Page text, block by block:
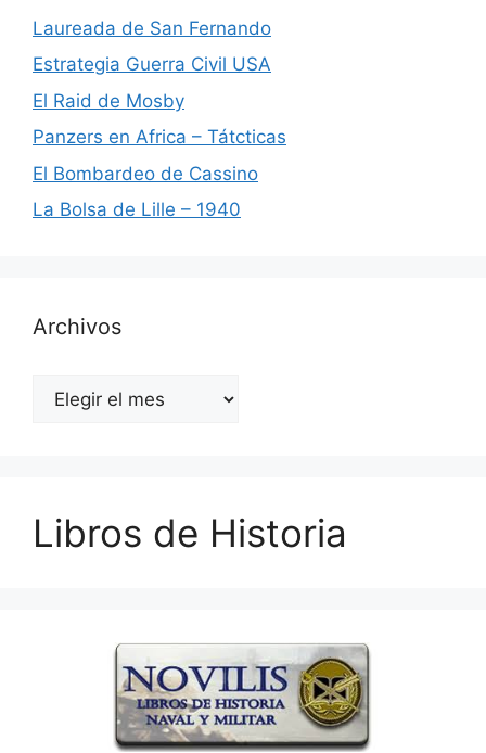
Laureada de San Fernando
Estrategia Guerra Civil USA
El Raid de Mosby
Panzers en Africa – Tátcticas
El Bombardeo de Cassino
La Bolsa de Lille – 1940
Archivos
Archivos
Libros de Historia